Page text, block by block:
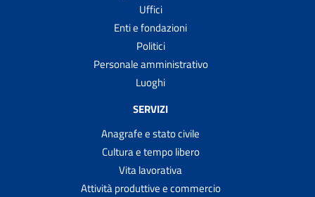
Uffici
Enti e fondazioni
Politici
Personale amministrativo
Luoghi
SERVIZI
Anagrafe e stato civile
Cultura e tempo libero
Vita lavorativa
Attività produttive e commercio